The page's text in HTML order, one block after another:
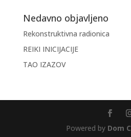
Nedavno objavljeno
Rekonstruktivna radionica
REIKI INICIJACIJE
TAO IZAZOV
Powered by Dom